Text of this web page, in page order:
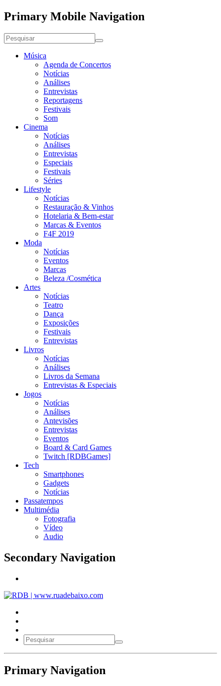
Primary Mobile Navigation
Música
Agenda de Concertos
Notícias
Análises
Entrevistas
Reportagens
Festivais
Som
Cinema
Notícias
Análises
Entrevistas
Especiais
Festivais
Séries
Lifestyle
Notícias
Restauração & Vinhos
Hotelaria & Bem-estar
Marcas & Eventos
F4F 2019
Moda
Notícias
Eventos
Marcas
Beleza /Cosmética
Artes
Notícias
Teatro
Dança
Exposições
Festivais
Entrevistas
Livros
Notícias
Análises
Livros da Semana
Entrevistas & Especiais
Jogos
Notícias
Análises
Antevisões
Entrevistas
Eventos
Board & Card Games
Twitch [RDBGames]
Tech
Smartphones
Gadgets
Notícias
Passatempos
Multimédia
Fotografia
Vídeo
Audio
Secondary Navigation
Primary Navigation